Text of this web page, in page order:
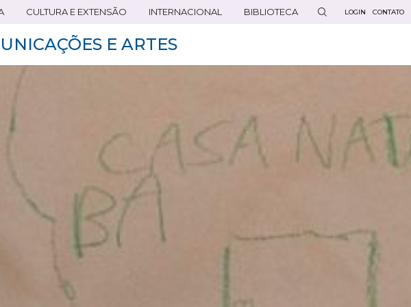
CULTURA E EXTENSÃO INTERNACIONAL BIBLIOTECA LOGIN CONTATO
E ARTES